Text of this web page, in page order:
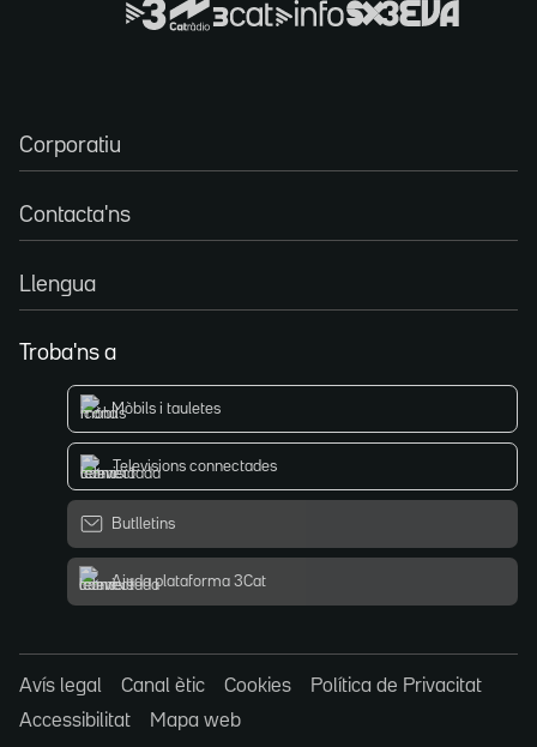
Corporatiu
Contacta'ns
Llengua
Troba'ns a
Mòbils i tauletes
Televisions connectades
Butlletins
Ajuda plataforma 3Cat
Avís legal Canal ètic Cookies
Política de Privacitat
Accessibilitat
Mapa web